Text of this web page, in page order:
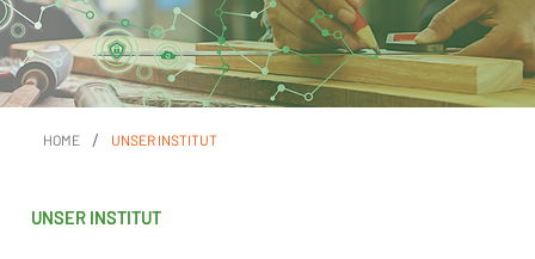
UNSER INSTITUT
UNSER INSTITUT
HOME / UNSER INSTITUT